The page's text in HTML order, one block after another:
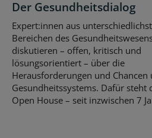
Der Gesundheitsdialog
Expert:innen aus
Bereichen des
diskutieren – offen, kritisch und
lösungsorientiert – über die
Herausforderungen und Chancen
Gesundheitssystems. Dafür steht
Open House – seit inzwischen 7